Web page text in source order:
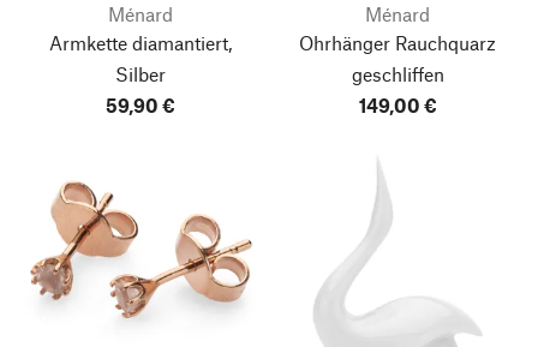
Ménard
Armkette diamantiert,
Silber
59,90 €
Ménard
Ohrhänger Rauchquarz
geschliffen
149,00 €